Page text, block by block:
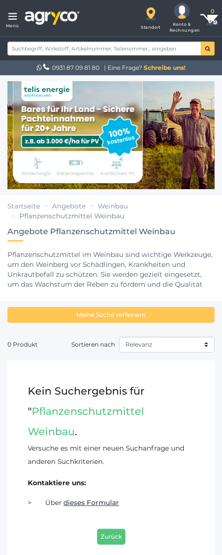
Menü Standort
Konto &
Rechnungen
0931 87 09 81 80 | Eine Frage? Schreibe uns!
Startseite Angebote
Weinbau
Pflanzenschutzmittel Weinbau
Angebote Pflanzenschutzmittel Weinbau
Pflanzenschutzmittel im Weinbau sind wichtige Werkzeuge,
um den Weinberg vor Schädlingen, Krankheiten und
Unkrautbefall zu schützen. Sie werden gezielt eingesetzt,
um das Wachstum der Reben zu fördern und die Qualität
Schutz der Umwelt und die Einhaltung von Richtlinien für
den ökologischen Weinbau. Die Verwendung von
gesetzlichen Vorschriften und unter Berücksichtigung der
Nachhaltigkeitsaspekte des Weinbaus.
Meine Suche verfeinern
0 Produkt Sortieren nach
Kein Suchergebnis für
"Pflanzenschutzmittel
Weinbau.
Versuche es mit einer neuen Suchanfrage und
anderen Suchkriterien.
Kontaktiere uns:
Über dieses Formular
Zurück